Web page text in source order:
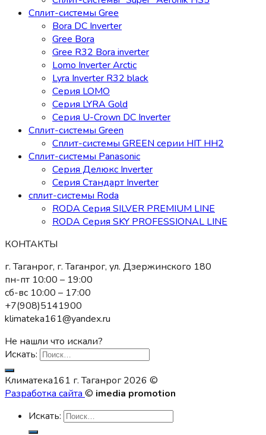
Сплит-системы Gree
Bora DC Inverter
Gree Bora
Gree R32 Bora inverter
Lomo Inverter Arctic
Lyra Inverter R32 black
Серия LOMO
Серия LYRA Gold
Серия U-Crown DC Inverter
Сплит-системы Green
Сплит-системы GREEN серии HIT HH2
Сплит-системы Panasonic
Серия Делюкс Inverter
Серия Стандарт Inverter
сплит-системы Roda
RODA Серия SILVER PREMIUM LINE
RODA Серия SKY PROFESSIONAL LINE
КОНТАКТЫ
г. Таганрог, г. Таганрог, ул. Дзержинского 180
пн-пт 10:00 – 19:00
сб-вс 10:00 – 17:00
+7(908)5141900
klimateka161@yandex.ru
Не нашли что искали?
Искать:
Климатека161 г. Таганрог 2026 ©
Разработка сайта © imedia promotion
Искать: